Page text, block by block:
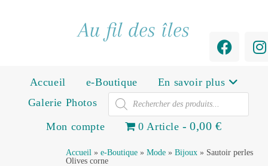
Au fil des îles
Accueil e-Boutique
En savoir plus
Galerie Photos
Mon compte
0 Article 0,00 €
Accueil » e-Boutique » Mode » Bijoux » Sautoir perles
Olives corne